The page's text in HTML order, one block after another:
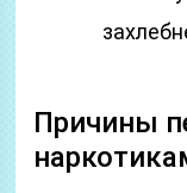
Причины